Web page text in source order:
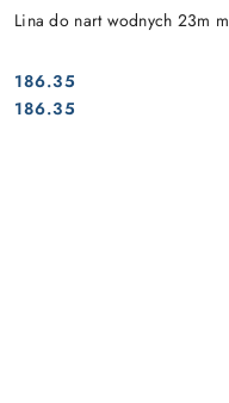
Lina do nart wodnych 23m
Cena:
186.35
Cena:
186.35